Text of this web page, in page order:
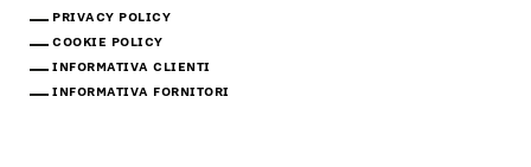
PRIVACY POLICY
COOKIE POLICY
INFORMATIVA CLIENTI
INFORMATIVA FORNITORI